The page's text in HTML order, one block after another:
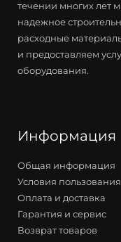
течении многих лет
надежное
расходные
и предоставляем
оборудования.
Информация
Общая информация
Условия пользования
Оплата и доставка
Гарантия и сервис
Возврат товаров